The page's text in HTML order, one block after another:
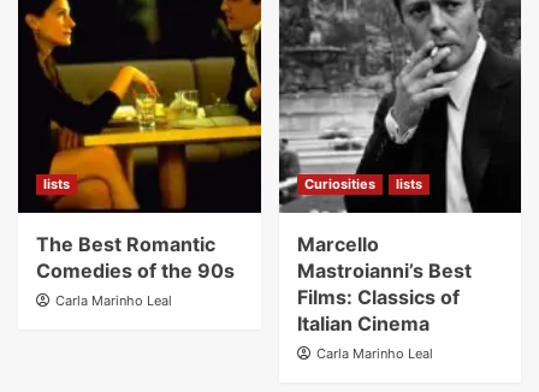
lists
The Best Romantic
Comedies of the 90s
Carla Marinho Leal
Curiosities lists
Marcello
Mastroianni’s Best
Films: Classics of
Italian Cinema
Carla Marinho Leal